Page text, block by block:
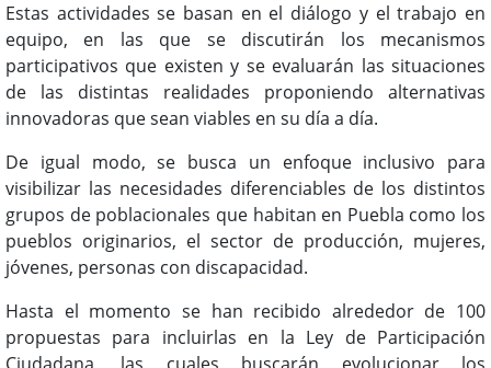
Estas actividades se basan en el diálogo y el trabajo en
equipo, en las que se discutirán los mecanismos
participativos que existen y se evaluarán las situaciones
de las distintas realidades proponiendo alternativas
innovadoras que sean viables en su día a día.
De igual modo, se busca un enfoque inclusivo para
visibilizar las necesidades diferenciables de los distintos
grupos de poblacionales que habitan en Puebla como los
pueblos originarios, el sector de producción, mujeres,
jóvenes, personas con discapacidad.
Hasta el momento se han recibido alrededor de 100
propuestas para incluirlas en la Ley de Participación